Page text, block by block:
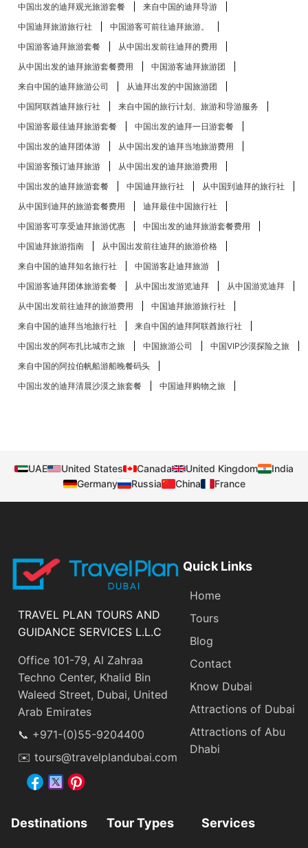
中国出发的迪拜观光旅游套餐
来自中国的迪拜导游
中国迪拜旅游旅行社
中国游客可前往迪拜旅游。
中国游客迪拜旅游套餐
从中国出发前往迪拜的费用
从中国出发的迪拜旅游套餐费用
中国游客迪拜旅游团
来自中国的迪拜旅游公司
从迪拜出发的中国旅游团
中国阿联酋迪拜旅行社
来自中国的旅行计划、旅游和导游服务
中国游客最佳迪拜旅游套餐
中国出发的迪拜一日游套餐
中国出发的迪拜团体游
从中国出发的迪拜当地旅游费用
中国游客预订迪拜旅游
从中国出发的迪拜旅游费用
中国出发的迪拜旅游套餐
中国迪拜旅行社
从中国到迪拜的旅行社
从中国到迪拜的旅游套餐费用
迪拜最佳中国旅行社
中国游客可享受迪拜旅游优惠
中国出发的迪拜旅游套餐费用
中国迪拜旅游指南
从中国出发前往迪拜的旅游价格
来自中国的迪拜知名旅行社
中国游客赴迪拜旅游
中国游客迪拜团体旅游套餐
从中国出发游览迪拜
从中国游览迪拜
从中国出发前往迪拜的旅游费用
中国迪拜旅游旅行社
来自中国的迪拜当地旅行社
来自中国的迪拜阿联酋旅行社
中国出发的阿布扎比​​城市之旅
中国旅游公司
中国VIP沙漠探险之旅
来自中国的阿拉伯帆船游船晚餐码头
中国出发的迪拜清晨沙漠之旅套餐
中国迪拜购物之旅
UAE United States Canada United Kingdom
India
Germany
Russia China France
TRAVEL PLAN TOURS AND
GUIDANCE SERVICES L.L.C
Office 101-79, Al Zahraa
Techno Center, Khalid Bin
Waleed Street, Dubai, United
Arab Emirates
📞 +971-(0)55-9204400
✉️ tours@travelplandubai.com
Quick Links
Home
Tours
Blog
Contact
Know Dubai
Attractions of Dubai
Attractions of Abu
Dhabi
Destinations Tour Types Services